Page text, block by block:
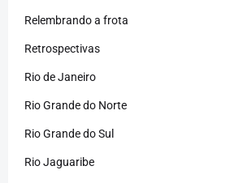
Relembrando a frota
Retrospectivas
Rio de Janeiro
Rio Grande do Norte
Rio Grande do Sul
Rio Jaguaribe